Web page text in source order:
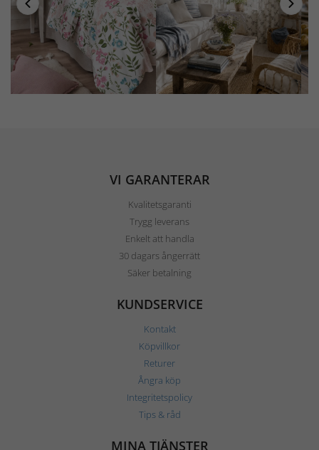
VI GARANTERAR
Kvalitetsgaranti
Trygg leverans
Enkelt att handla
30 dagars ångerrätt
Säker betalning
KUNDSERVICE
Kontakt
Köpvillkor
Returer
Ångra köp
Integritetspolicy
Tips & råd
MINA TJÄNSTER